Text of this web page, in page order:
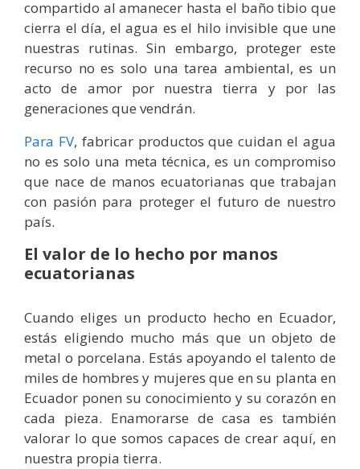
compartido al amanecer hasta el baño tibio que
cierra el día, el agua es el hilo invisible que une
nuestras rutinas. Sin embargo, proteger este
recurso no es solo una tarea ambiental, es un
acto de amor por nuestra tierra y por las
generaciones que vendrán.
Para FV, fabricar productos que cuidan el agua
no es solo una meta técnica, es un compromiso
que nace de manos ecuatorianas que trabajan
con pasión para proteger el futuro de nuestro
país.
El valor de lo hecho por manos
ecuatorianas
Cuando eliges un producto hecho en Ecuador,
estás eligiendo mucho más que un objeto de
metal o porcelana. Estás apoyando el talento de
miles de hombres y mujeres que en su planta en
Ecuador ponen su conocimiento y su corazón en
cada pieza. Enamorarse de casa es también
valorar lo que somos capaces de crear aquí, en
nuestra propia tierra.